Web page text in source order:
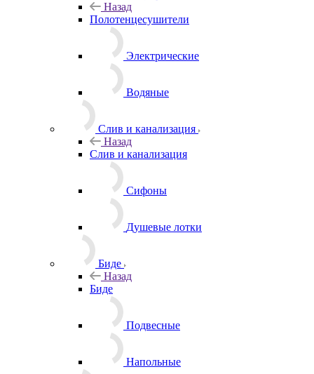
Назад
Полотенцесушители
Электрические
Водяные
Слив и канализация
Назад
Слив и канализация
Сифоны
Душевые лотки
Биде
Назад
Биде
Подвесные
Напольные